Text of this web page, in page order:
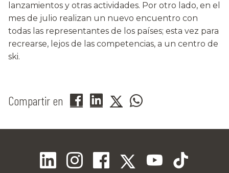
lanzamientos y otras actividades. Por otro lado, en el
mes de julio realizan un nuevo encuentro con
todas las representantes de los países; esta vez para
recrearse, lejos de las competencias, a un centro de
ski.
Compartir en